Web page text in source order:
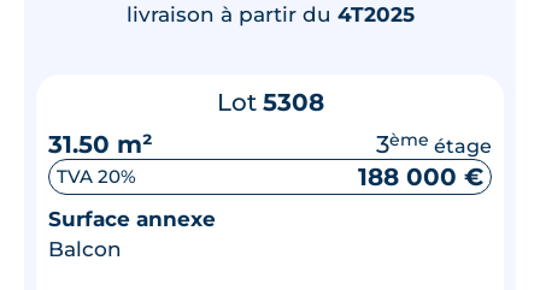
livraison à partir du 4T2025
Lot 5308
31.50 m²
3ème étage
TVA 20% 188 000 €
Surface annexe
Balcon